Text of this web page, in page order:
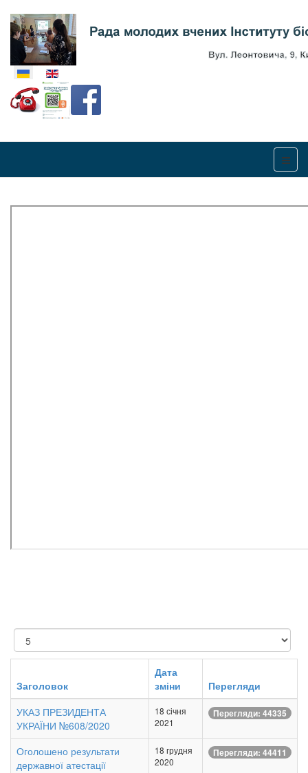
Оберіть свою мову
Показувати
Заголовок
Дата
зміни
Перегляди
УКАЗ ПРЕЗИДЕНТА
УКРАЇНИ №608/2020
18 січня
2021
Перегляди: 44335
Оголошено результати
державної атестації
18 грудня
2020
Перегляди: 44411